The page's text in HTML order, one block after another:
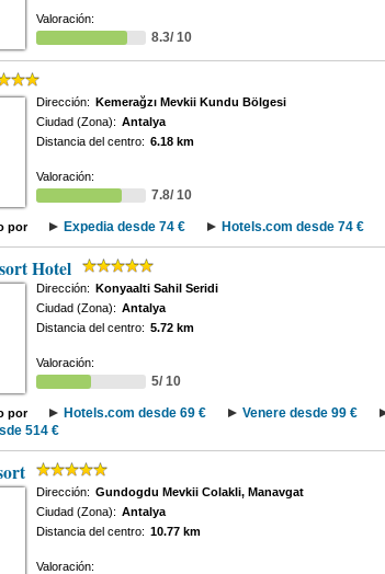
Valoración:
8.3/ 10
Dirección: Kemerağzı Mevkii Kundu Bölgesi
Ciudad (Zona): Antalya
Distancia del centro: 6.18 km
Valoración:
7.8/ 10
por Expedia desde 74 € Hotels.com desde 74 €
Hotel
Dirección: Konyaalti Sahil Seridi
Ciudad (Zona): Antalya
Distancia del centro: 5.72 km
Valoración:
5/ 10
por Hotels.com desde 69 € Venere desde 99 €
514 €
Dirección: Gundogdu Mevkii Colakli, Manavgat
Ciudad (Zona): Antalya
Distancia del centro: 10.77 km
Valoración: